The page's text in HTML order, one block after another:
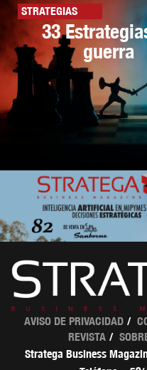
STRATEGIAS
33
guerra
AVISO DE PRIVACIDAD
REVISTA
Stratega Business